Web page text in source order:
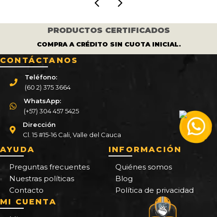
PRODUCTOS CERTIFICADOS
COMPRA A CRÉDITO SIN CUOTA INICIAL.
CONTÁCTANOS
Teléfono:
(60 2) 375 3664
WhatsApp:
(+57) 304 457 5425
Dirección
Cl. 15 #15-16 Cali, Valle del Cauca
AYUDA
Preguntas frecuentes
Nuestras políticas
Contacto
INFORMACIÓN
Quiénes somos
Blog
Política de privacidad
MI CUENTA